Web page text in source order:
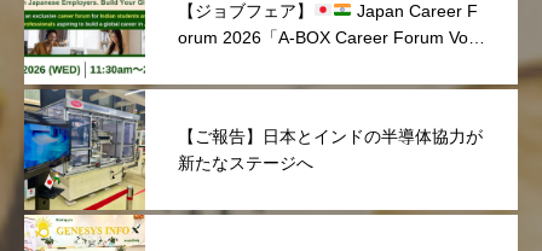
【ジョブフェア】
Japan Career F
orum 2026「A-BOX Career Forum Vol.
【ご報告】日本とインドの半導体協力が
新たなステージへ